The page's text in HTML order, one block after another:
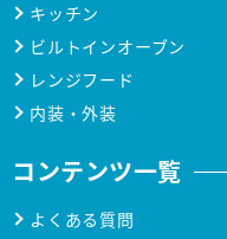
キッチン
ビルトインオーブン
レンジフード
内装・外装
コンテンツ一覧
よくある質問